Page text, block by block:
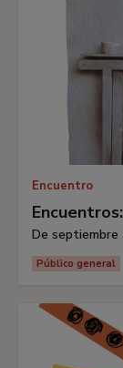
Encuentro
De septiembre
Público general